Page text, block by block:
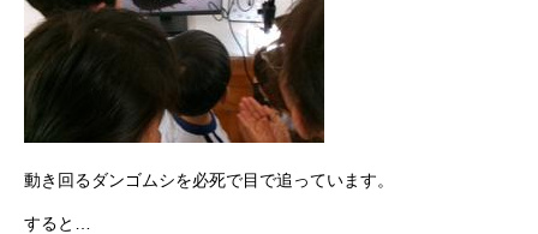
動き回るダンゴムシを必死で目で追っています。
すると…